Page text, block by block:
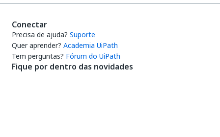
Conectar
Precisa de ajuda? Suporte
Quer aprender? Academia UiPath
Tem perguntas? Fórum do UiPath
Fique por dentro das novidades